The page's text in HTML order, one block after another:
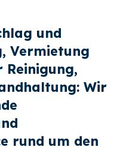
und
Vermietung
Reinigung,
Wir
rund um den